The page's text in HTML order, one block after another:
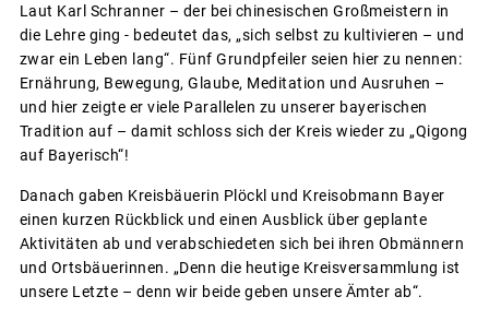
Laut Karl Schranner – der bei chinesischen Großmeistern in
die Lehre ging - bedeutet das, „sich selbst zu kultivieren – und
zwar ein Leben lang“. Fünf Grundpfeiler seien hier zu nennen:
Ernährung, Bewegung, Glaube, Meditation und Ausruhen –
und hier zeigte er viele Parallelen zu unserer bayerischen
Tradition auf – damit schloss sich der Kreis wieder zu „Qigong
auf Bayerisch“!
Danach gaben Kreisbäuerin Plöckl und Kreisobmann Bayer
einen kurzen Rückblick und einen Ausblick über geplante
Aktivitäten ab und verabschiedeten sich bei ihren Obmännern
und Ortsbäuerinnen. „Denn die heutige Kreisversammlung ist
unsere Letzte – denn wir beide geben unsere Ämter ab“.